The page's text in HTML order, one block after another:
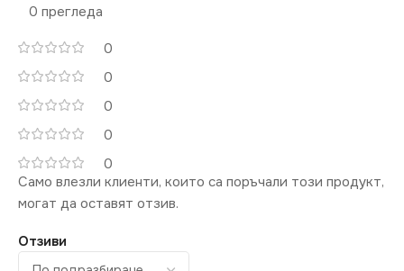
0 прегледа
0
0
0
0
0
Отзиви
Само влезли клиенти, които са поръчали този продукт,
могат да оставят отзив.